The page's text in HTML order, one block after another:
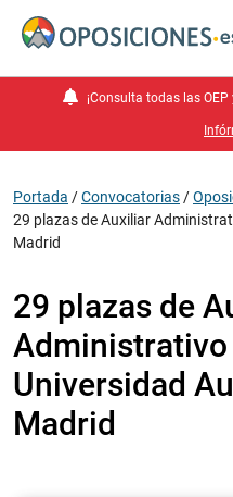
¡Consulta todas las
Portada /Convocatorias /
29 plazas de Auxiliar
Madrid
29 plazas de
Administrativo
Universidad
Madrid